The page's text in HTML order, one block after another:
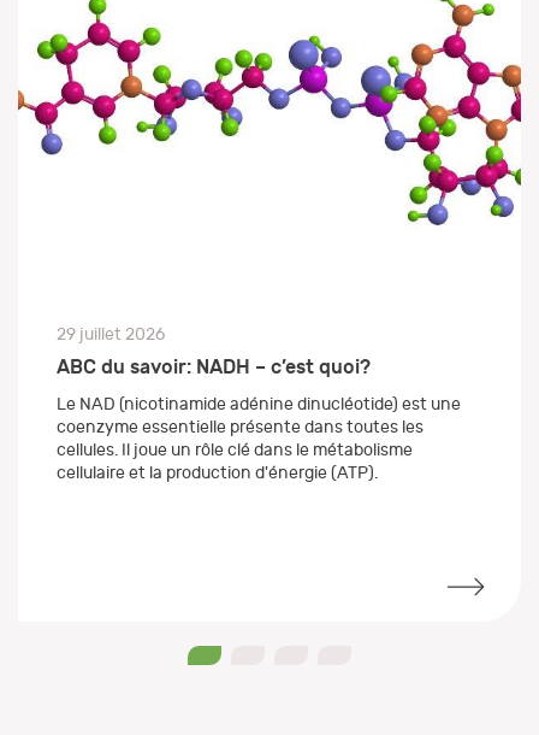
29 juillet 2026
ABC du savoir: NADH – c’est quoi?
Le NAD (nicotinamide adénine dinucléotide) est une
coenzyme essentielle présente dans toutes les
cellules. Il joue un rôle clé dans le métabolisme
cellulaire et la production d'énergie (ATP).